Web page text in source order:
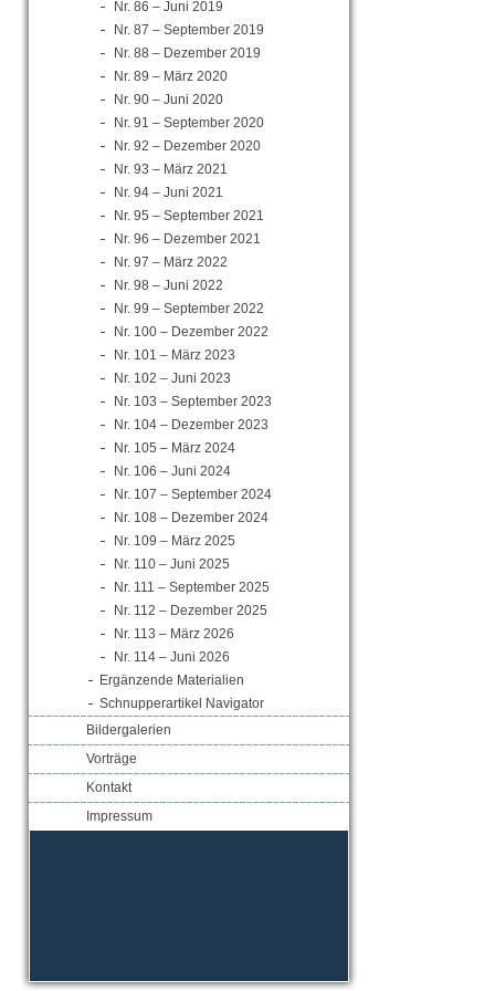
Nr. 86 – Juni 2019
Nr. 87 – September 2019
Nr. 88 – Dezember 2019
Nr. 89 – März 2020
Nr. 90 – Juni 2020
Nr. 91 – September 2020
Nr. 92 – Dezember 2020
Nr. 93 – März 2021
Nr. 94 – Juni 2021
Nr. 95 – September 2021
Nr. 96 – Dezember 2021
Nr. 97 – März 2022
Nr. 98 – Juni 2022
Nr. 99 – September 2022
Nr. 100 – Dezember 2022
Nr. 101 – März 2023
Nr. 102 – Juni 2023
Nr. 103 – September 2023
Nr. 104 – Dezember 2023
Nr. 105 – März 2024
Nr. 106 – Juni 2024
Nr. 107 – September 2024
Nr. 108 – Dezember 2024
Nr. 109 – März 2025
Nr. 110 – Juni 2025
Nr. 111 – September 2025
Nr. 112 – Dezember 2025
Nr. 113 – März 2026
Nr. 114 – Juni 2026
Ergänzende Materialien
Schnupperartikel Navigator
Bildergalerien
Vorträge
Kontakt
Impressum